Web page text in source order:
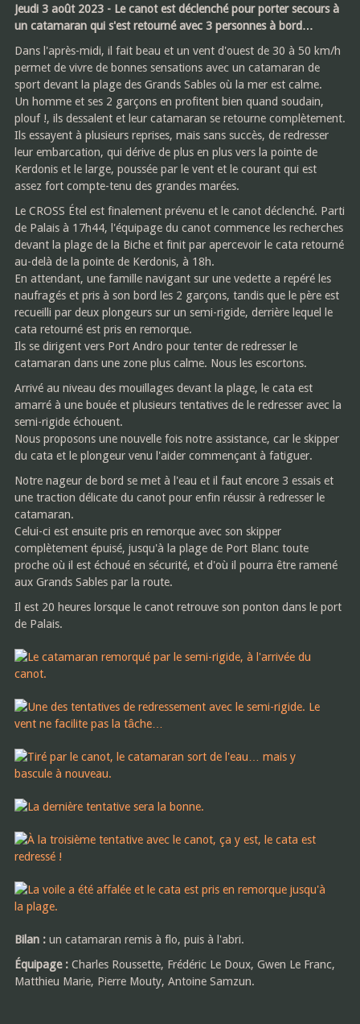
Jeudi 3 août 2023 - Le canot est déclenché pour porter secours à
un catamaran qui s'est retourné avec 3 personnes à bord…
Dans l'après-midi, il fait beau et un vent d'ouest de 30 à 50 km/h
permet de vivre de bonnes sensations avec un catamaran de
sport devant la plage des Grands Sables où la mer est calme.
Un homme et ses 2 garçons en profitent bien quand soudain,
plouf !, ils dessalent et leur catamaran se retourne complètement.
Ils essayent à plusieurs reprises, mais sans succès, de redresser
leur embarcation, qui dérive de plus en plus vers la pointe de
Kerdonis et le large, poussée par le vent et le courant qui est
assez fort compte-tenu des grandes marées.
Le CROSS Étel est finalement prévenu et le canot déclenché. Parti
de Palais à 17h44, l'équipage du canot commence les recherches
devant la plage de la Biche et finit par apercevoir le cata retourné
au-delà de la pointe de Kerdonis, à 18h.
En attendant, une famille navigant sur une vedette a repéré les
naufragés et pris à son bord les 2 garçons, tandis que le père est
recueilli par deux plongeurs sur un semi-rigide, derrière lequel le
cata retourné est pris en remorque.
Ils se dirigent vers Port Andro pour tenter de redresser le
catamaran dans une zone plus calme. Nous les escortons.
Arrivé au niveau des mouillages devant la plage, le cata est
amarré à une bouée et plusieurs tentatives de le redresser avec la
semi-rigide échouent.
Nous proposons une nouvelle fois notre assistance, car le skipper
du cata et le plongeur venu l'aider commençant à fatiguer.
Notre nageur de bord se met à l'eau et il faut encore 3 essais et
une traction délicate du canot pour enfin réussir à redresser le
catamaran.
Celui-ci est ensuite pris en remorque avec son skipper
complètement épuisé, jusqu'à la plage de Port Blanc toute
proche où il est échoué en sécurité, et d'où il pourra être ramené
aux Grands Sables par la route.
Il est 20 heures lorsque le canot retrouve son ponton dans le port
de Palais.
Bilan :un catamaran remis à flo, puis à l'abri.
Équipage :Charles Roussette, Frédéric Le Doux, Gwen Le Franc,
Matthieu Marie, Pierre Mouty, Antoine Samzun.